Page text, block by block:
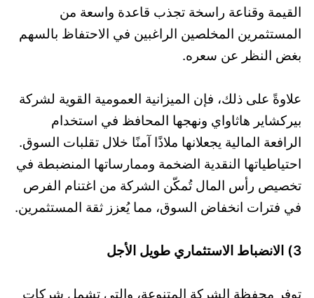
القيمة وقناعة راسخة تجذب قاعدة واسعة من
المستثمرين المخلصين الراغبين في الاحتفاظ بالسهم
بغض النظر عن سعره.
علاوةً على ذلك، فإن الميزانية العمومية القوية لشركة
بيركشاير هاثاواي ونهجها المحافظ في استخدام
الرافعة المالية يجعلانها ملاذًا آمنًا خلال تقلبات السوق.
احتياطياتها النقدية الضخمة وممارساتها المنضبطة في
تخصيص رأس المال تُمكّن الشركة من اغتنام الفرص
في فترات انخفاض السوق، مما يُعزز ثقة المستثمرين.
3) الانضباط الاستثماري طويل الأجل
توفر محفظة الشركة المتنوعة، والتي تشمل شركات